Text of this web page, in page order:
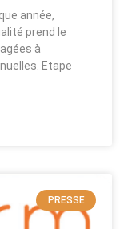
année,
prend le
à
Etape
PRESSE